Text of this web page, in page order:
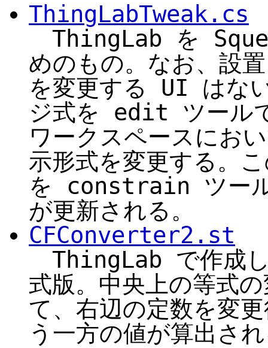
ThingLabTweak.cs
ThingLab を
めのもの。なお、設
を変更する UI はな
ジ式を edit ツール
ワークスペースに
示形式を変更する。
を constrain ツール
が更新される。
CFConverter2.st
ThingLab で作成し
式版。中央上の等
て、右辺の定数を変
う一方の値が算出さ